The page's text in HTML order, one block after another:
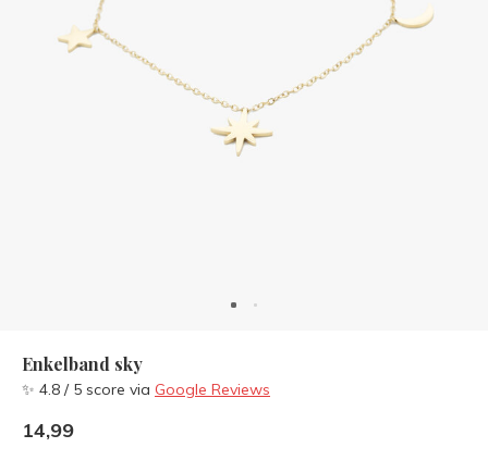
Enkelband sky
✨ 4.8 / 5 score via Google Reviews
14,99